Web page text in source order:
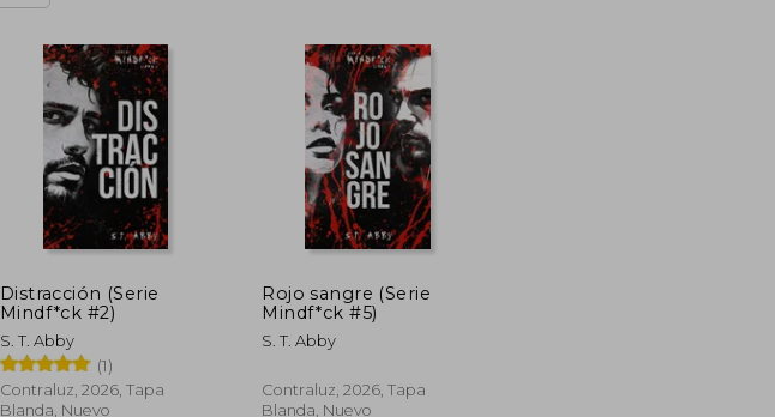
Distracción (Serie
Mindf*ck #2)
S. T. Abby
(1)
Contraluz, 2026, Tapa
Blanda, Nuevo
Rojo sangre (Serie
Mindf*ck #5)
S. T. Abby
Contraluz, 2026, Tapa
Blanda, Nuevo